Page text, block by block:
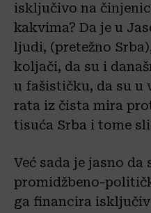
isključivo na
kakvima? Da je u
ljudi, (pretežno
koljači, da su i
u fašističku, da su u
rata iz čista mira
tisuća Srba i tome
Već sada je jasno
promidžbeno-
ga financira